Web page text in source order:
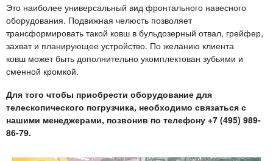
Это наиболее универсальный вид фронтального навесного
оборудования. Подвижная челюсть позволяет
трансформировать такой ковш в бульдозерный отвал, грейфер,
захват и планирующее устройство. По желанию клиента
ковш может быть дополнительно укомплектован зубьями и
сменной кромкой.
Для того чтобы приобрести оборудование для
телескопического погрузчика, необходимо связаться с
нашими менеджерами, позвонив по телефону +7 (495) 989-
86-79.